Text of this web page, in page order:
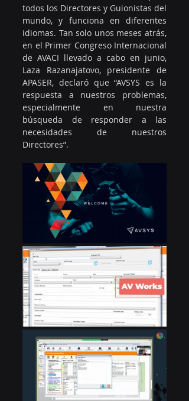
todos los Directores y Guionistas del
mundo, y funciona en diferentes
idiomas. Tan solo unos meses atrás,
en el Primer Congreso Internacional
de AVACI llevado a cabo en junio,
Laza Razanajatovo, presidente de
APASER, declaró que “AVSYS es la
respuesta a nuestros problemas,
especialmente en nuestra
búsqueda de responder a las
necesidades de nuestros
Directores”.